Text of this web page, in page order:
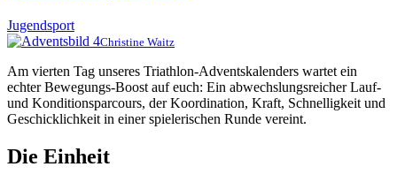
Jugendsport
Christine Waitz
Am vierten Tag unseres Triathlon-Adventskalenders wartet ein
echter Bewegungs-Boost auf euch: Ein abwechslungsreicher Lauf-
und Konditionsparcours, der Koordination, Kraft, Schnelligkeit und
Geschicklichkeit in einer spielerischen Runde vereint.
Die Einheit